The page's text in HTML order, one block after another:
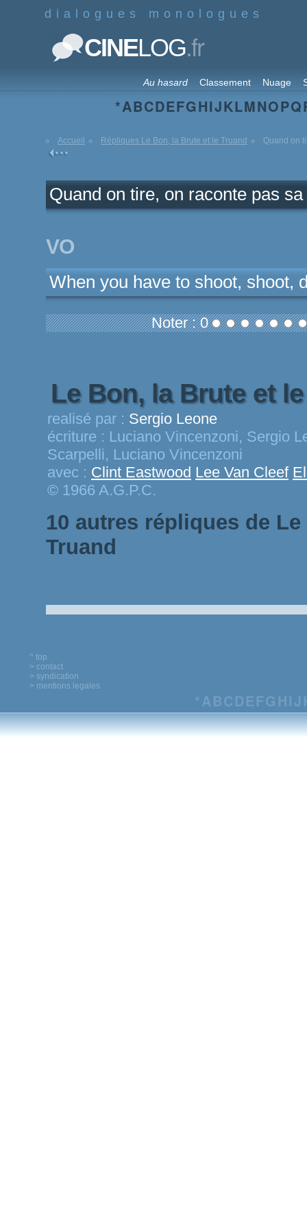
dialogues monologues
CINELOG.fr
Au hasard Classement Nuage
*ABCDEFGHIJKLMNOPQ
Accueil Répliques Le Bon, la Brute et le Truand Quand on
Quand on tire, on raconte pas
VO
When you have to shoot, shoot,
Noter : 0
Le Bon, la Brute et
realisé par : Sergio Leone
écriture : Luciano Vincenzoni, Sergio
Scarpelli, Luciano Vincenzoni
avec : Clint Eastwood Lee Van Cleef
© 1966 A.G.P.C.
10 autres répliques de
Truand
^ top
> contact
> syndication
> mentions legales
*ABCDEFG HIJ